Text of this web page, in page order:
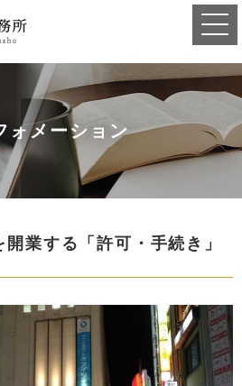
ォメーション
業する「許可・手続き」